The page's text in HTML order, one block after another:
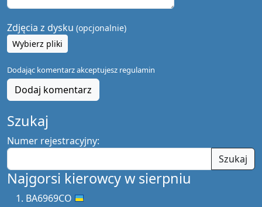
Zdjęcia z dysku (opcjonalnie)
Wybierz pliki
Dodając komentarz akceptujesz regulamin
Dodaj komentarz
Szukaj
Numer rejestracyjny:
Szukaj
Najgorsi kierowcy w sierpniu
BA6969CO